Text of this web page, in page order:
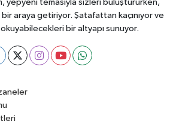
yepyeni temasıyla sizleri buluştururken,
araya getiriyor. Şatafattan kaçınıyor ve
bir altyapı sunuyor.